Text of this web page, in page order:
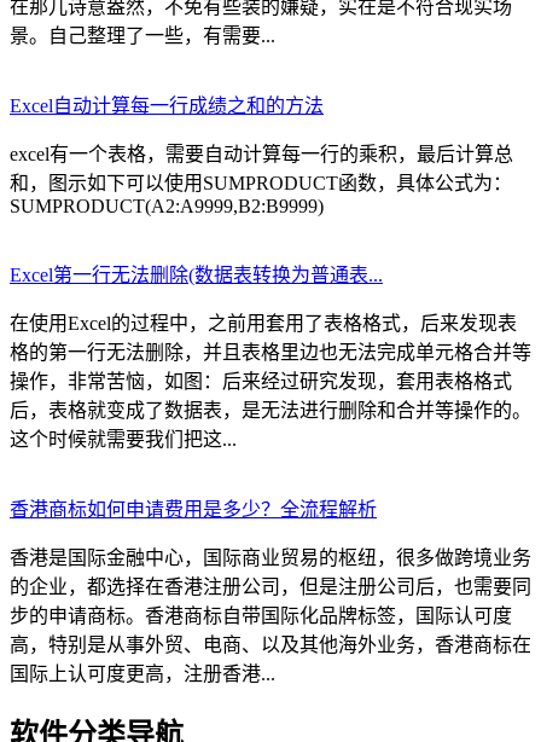
在那儿诗意盎然，不免有些装的嫌疑，实在是不符合现实场
景。自己整理了一些，有需要...
Excel自动计算每一行成绩之和的方法
excel有一个表格，需要自动计算每一行的乘积，最后计算总
和，图示如下可以使用SUMPRODUCT函数，具体公式为：
SUMPRODUCT(A2:A9999,B2:B9999)
Excel第一行无法删除(数据表转换为普通表...
在使用Excel的过程中，之前用套用了表格格式，后来发现表
格的第一行无法删除，并且表格里边也无法完成单元格合并等
操作，非常苦恼，如图：后来经过研究发现，套用表格格式
后，表格就变成了数据表，是无法进行删除和合并等操作的。
这个时候就需要我们把这...
香港商标如何申请费用是多少？全流程解析
香港是国际金融中心，国际商业贸易的枢纽，很多做跨境业务
的企业，都选择在香港注册公司，但是注册公司后，也需要同
步的申请商标。香港商标自带国际化品牌标签，国际认可度
高，特别是从事外贸、电商、以及其他海外业务，香港商标在
国际上认可度更高，注册香港...
软件分类导航